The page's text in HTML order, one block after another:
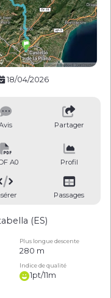
18/04/2026
Partager
A0 Profil
Passages
(ES)
Plus longue descente
280 m
Indice de qualité
1pt/11m